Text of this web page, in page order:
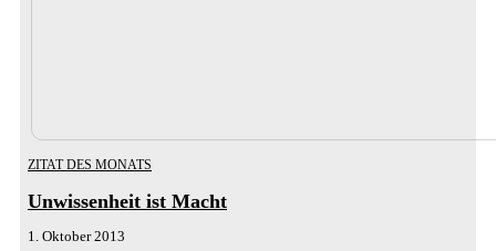
ZITAT DES MONATS
Unwissenheit ist Macht
1. Oktober 2013